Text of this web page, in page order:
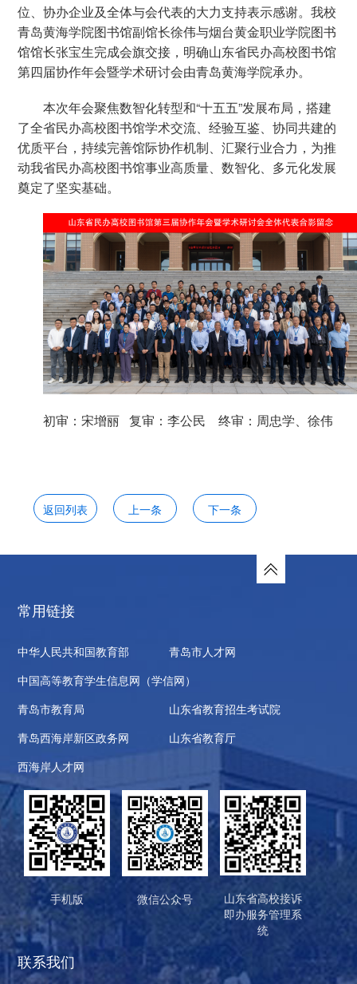
位、协办企业及全体与会代表的大力支持表示感谢。我校
青岛黄海学院图书馆副馆长徐伟与烟台黄金职业学院图书
馆馆长张宝生完成会旗交接，明确山东省民办高校图书馆
第四届协作年会暨学术研讨会由青岛黄海学院承办。
本次年会聚焦数智化转型和“十五五”发展布局，搭建
了全省民办高校图书馆学术交流、经验互鉴、协同共建的
优质平台，持续完善馆际协作机制、汇聚行业合力，为推
动我省民办高校图书馆事业高质量、数智化、多元化发展
奠定了坚实基础。
初审：宋增丽 复审：李公民 终审：周忠学、徐伟
返回列表 上一条 下一条
常用链接
中华人民共和国教育部
青岛市人才网
中国高等教育学生信息网（学信网）
青岛市教育局
山东省教育招生考试院
青岛西海岸新区政务网
山东省教育厅
西海岸人才网
手机版 微信公众号
山东省高校接诉
即办服务管理系
统
联系我们